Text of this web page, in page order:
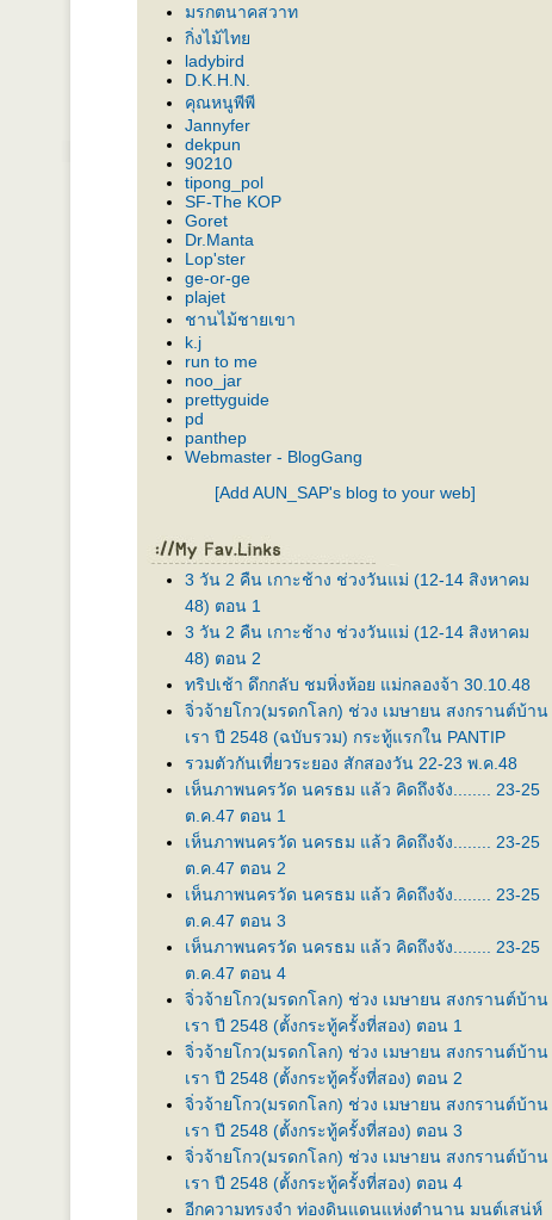
มรกตนาคสวาท
กิ่งไม้ไท
ladybird
D.K.H.N.
คุณหนูพีพี
Jannyfer
dekpun
90210
tipong_pol
SF-The KOP
Goret
Dr.Manta
Lop'ster
ge-or-ge
plajet
ชานไม้ชายเขา
k.j
run to me
noo_jar
prettyguide
pd
panthep
Webmaster - BlogGang
[Add AUN_SAP's blog to your web]
3 วัน 2 คืน เกาะช้าง ช่วงวันแม่ (12-14 สิงหาคม
48) ตอน 1
3 วัน 2 คืน เกาะช้าง ช่วงวันแม่ (12-14 สิงหาคม
48) ตอน 2
ทริปเช้า ดึกกลับ ชมหิ่งห้อย แม่กลองจ้า 30.10.48
จิ่วจ้ายโกว(มรดกโลก) ช่วง เมษายน สงกรานต์บ้าน
เรา ปี 2548 (ฉบับรวม) กระทู้แรกใน PANTIP
รวมตัวกันเที่ยวระยอง สักสองวัน 22-23 พ.ค.48
เห็นภาพนครวัด นครธม แล้ว คิดถึงจัง........ 23-25
ต.ค.47 ตอน 1
เห็นภาพนครวัด นครธม แล้ว คิดถึงจัง........ 23-25
ต.ค.47 ตอน 2
เห็นภาพนครวัด นครธม แล้ว คิดถึงจัง........ 23-25
ต.ค.47 ตอน 3
เห็นภาพนครวัด นครธม แล้ว คิดถึงจัง........ 23-25
ต.ค.47 ตอน 4
จิ่วจ้ายโกว(มรดกโลก) ช่วง เมษายน สงกรานต์บ้าน
เรา ปี 2548 (ตั้งกระทู้ครั้งที่สอง) ตอน 1
จิ่วจ้ายโกว(มรดกโลก) ช่วง เมษายน สงกรานต์บ้าน
เรา ปี 2548 (ตั้งกระทู้ครั้งที่สอง) ตอน 2
จิ่วจ้ายโกว(มรดกโลก) ช่วง เมษายน สงกรานต์บ้าน
เรา ปี 2548 (ตั้งกระทู้ครั้งที่สอง) ตอน 3
จิ่วจ้ายโกว(มรดกโลก) ช่วง เมษายน สงกรานต์บ้าน
เรา ปี 2548 (ตั้งกระทู้ครั้งที่สอง) ตอน 4
อีกความทรงจำ ท่องดินแดนแห่งตำนาน มนต์เสน่ห์